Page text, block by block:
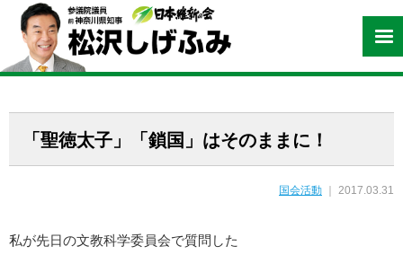
「聖徳太子」「鎖国」はそのままに！
国会活動 ｜ 2017.03.31
私が先日の文教科学委員会で質問した